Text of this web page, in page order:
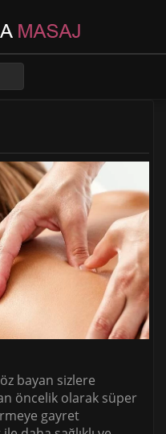
bayan sizlere
öncelik olarak süper
gayret